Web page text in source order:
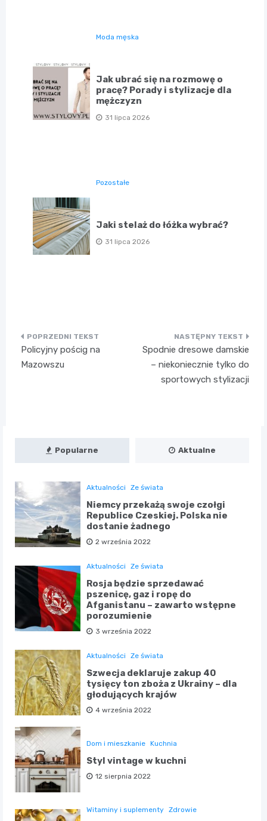
Moda męska
Jak ubrać się na rozmowę o
pracę? Porady i stylizacje dla
mężczyzn
31 lipca 2026
Pozostałe
Jaki stelaż do łóżka wybrać?
31 lipca 2026
Nawigacja
wpisu
Policyjny pościg na
Mazowszu
Spodnie dresowe damskie
– niekoniecznie tylko do
sportowych stylizacji
Popularne Aktualne
Aktualności Ze świata
Niemcy przekażą swoje czołgi
Republice Czeskiej. Polska nie
dostanie żadnego
2 września 2022
Aktualności Ze świata
Rosja będzie sprzedawać
pszenicę, gaz i ropę do
Afganistanu – zawarto wstępne
porozumienie
3 września 2022
Aktualności Ze świata
Szwecja deklaruje zakup 40
tysięcy ton zboża z Ukrainy – dla
głodujących krajów
4 września 2022
Dom i mieszkanie Kuchnia
Styl vintage w kuchni
12 sierpnia 2022
Witaminy i suplementy Zdrowie